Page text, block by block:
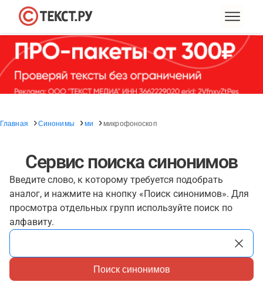
Главная Синонимы ми микрофоноскоп
Сервис поиска синонимов
Введите слово, к которому требуется подобрать
аналог, и нажмите на кнопку «Поиск синонимов». Для
просмотра отдельных групп используйте поиск по
алфавиту.
Поиск синонимов